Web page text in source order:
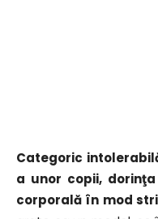
Categoric
a unor copii,
corporală în mod